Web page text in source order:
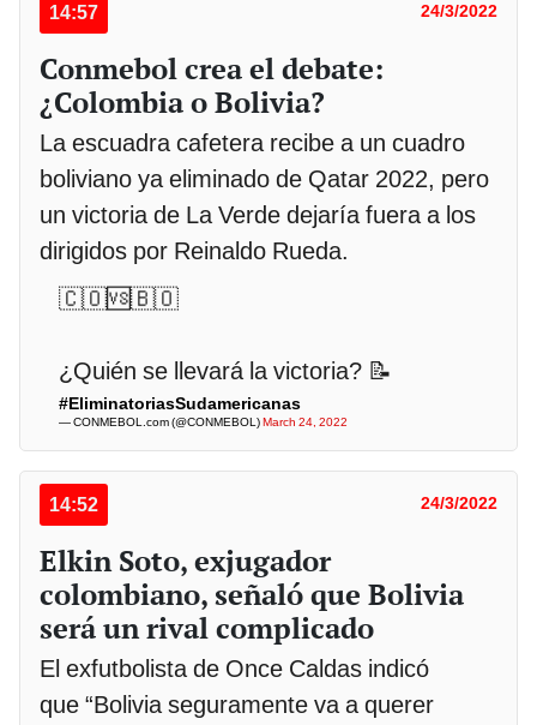
14:57 24/3/2022
Conmebol crea el debate:
¿Colombia o Bolivia?
La escuadra cafetera recibe a un cuadro
boliviano ya eliminado de Qatar 2022, pero
un victoria de La Verde dejaría fuera a los
dirigidos por Reinaldo Rueda.
🇨🇴🆚🇧🇴​
¿Quién se llevará la victoria? 📝​
#EliminatoriasSudamericanas
— CONMEBOL.com (@CONMEBOL) March 24, 2022
14:52 24/3/2022
Elkin Soto, exjugador
colombiano, señaló que Bolivia
será un rival complicado
El exfutbolista de Once Caldas indicó
que “Bolivia seguramente va a querer